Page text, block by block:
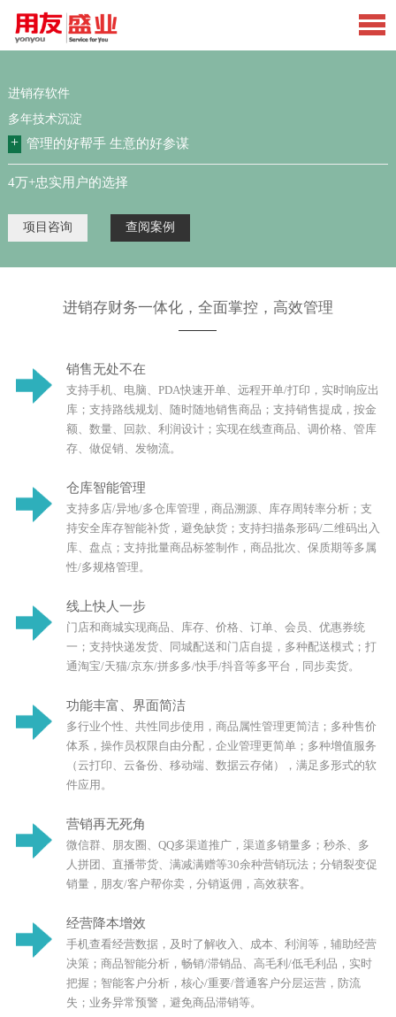
进销存软件
多年技术沉淀
+ 管理的好帮手 生意的好参谋
4万+忠实用户的选择
项目咨询 查阅案例
进销存财务一体化，全面掌控，高效管理
销售无处不在
支持手机、电脑、PDA快速开单、远程开单/打印，实时响应出
库；支持路线规划、随时随地销售商品；支持销售提成，按金
额、数量、回款、利润设计；实现在线查商品、调价格、管库
存、做促销、发物流。
仓库智能管理
支持多店/异地/多仓库管理，商品溯源、库存周转率分析；支
持安全库存智能补货，避免缺货；支持扫描条形码/二维码出入
库、盘点；支持批量商品标签制作，商品批次、保质期等多属
性/多规格管理。
线上快人一步
门店和商城实现商品、库存、价格、订单、会员、优惠券统
一；支持快递发货、同城配送和门店自提，多种配送模式；打
通淘宝/天猫/京东/拼多多/快手/抖音等多平台，同步卖货。
功能丰富、界面简洁
多行业个性、共性同步使用，商品属性管理更简洁；多种售价
体系，操作员权限自由分配，企业管理更简单；多种增值服务
（云打印、云备份、移动端、数据云存储），满足多形式的软
件应用。
营销再无死角
微信群、朋友圈、QQ多渠道推广，渠道多销量多；秒杀、多
人拼团、直播带货、满减满赠等30余种营销玩法；分销裂变促
销量，朋友/客户帮你卖，分销返佣，高效获客。
经营降本增效
手机查看经营数据，及时了解收入、成本、利润等，辅助经营
决策；商品智能分析，畅销/滞销品、高毛利/低毛利品，实时
把握；智能客户分析，核心/重要/普通客户分层运营，防流
失；业务异常预警，避免商品滞销等。